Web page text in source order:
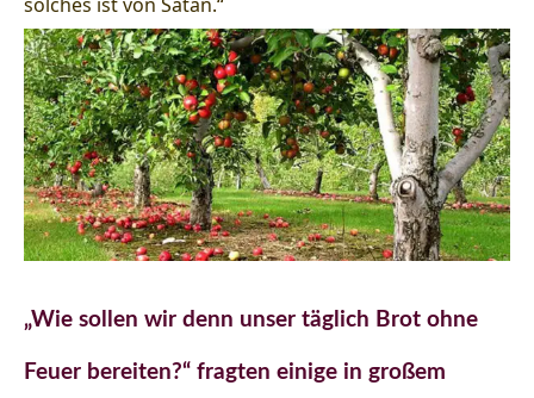
„Wie sollen wir denn unser täglich Brot ohne
Feuer bereiten?“ fragten einige in großem